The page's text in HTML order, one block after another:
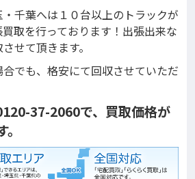
千葉へは１０台以上のトラックが
取を行っております！出張出来な
せて頂きます。
でも、格安にて回収させていただ
37-2060で、買取価格が